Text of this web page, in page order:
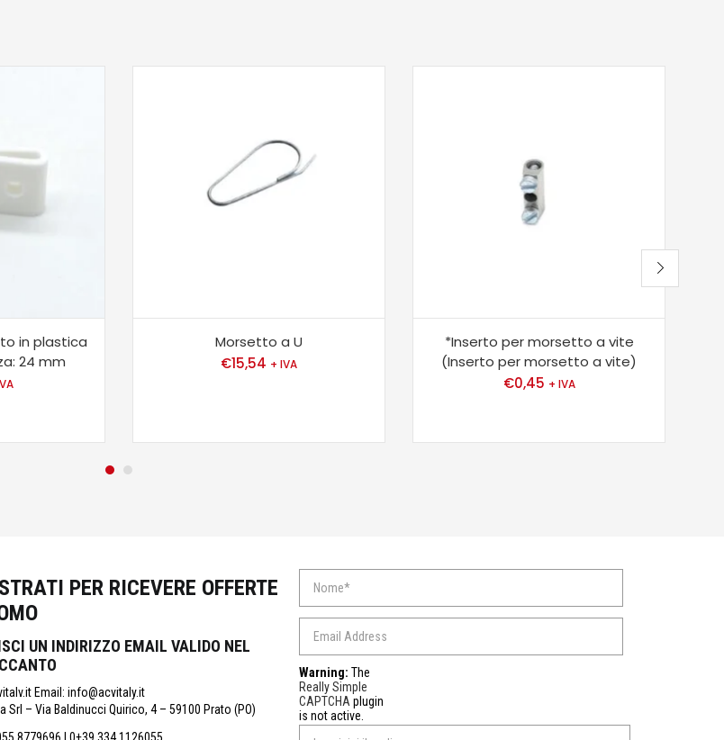
in plastica
24 mm
Morsetto a U
€15,54 + IVA
*Inserto per morsetto a vite
(Inserto per morsetto a vite)
€0,45 + IVA
PER RICEVERE OFFERTE
UN INDIRIZZO EMAIL VALIDO NEL
Email: info@acvitaly.it
Srl – Via Baldinucci Quirico, 4 – 59100 Prato (PO)
8779696 | 0+39 334 1126055
Warning: The
Really Simple
CAPTCHA plugin
is not active.